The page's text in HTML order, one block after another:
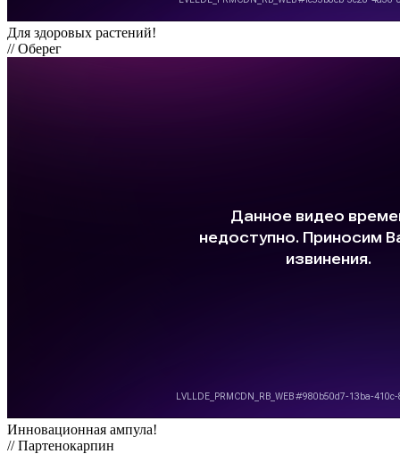
Для здоровых растений!
// Оберег
Инновационная ампула!
// Партенокарпин